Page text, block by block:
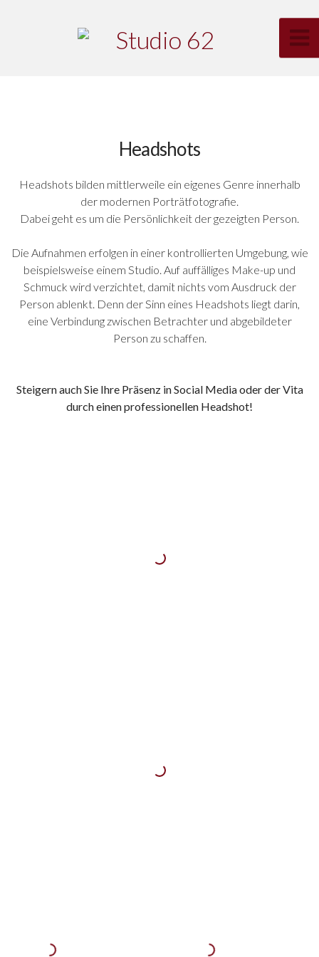
Headshots
Headshots bilden mittlerweile ein eigenes Genre innerhalb
der modernen Porträtfotografie.
Dabei geht es um die Persönlichkeit der gezeigten Person.
Die Aufnahmen erfolgen in einer kontrollierten Umgebung, wie
beispielsweise einem Studio. Auf auffälliges Make-up und
Schmuck wird verzichtet, damit nichts vom Ausdruck der
Person ablenkt. Denn der Sinn eines Headshots liegt darin,
eine Verbindung zwischen Betrachter und abgebildeter
Person zu schaffen.
Steigern auch Sie Ihre Präsenz in Social Media oder der Vita
durch einen professionellen Headshot!